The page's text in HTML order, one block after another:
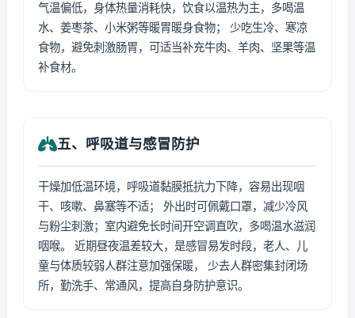
气温偏低，身体热量消耗快，饮食以温热为主，多喝温
水、姜枣茶、小米粥等暖胃暖身食物； 少吃生冷、寒凉
食物，避免刺激肠胃，可适当补充牛肉、羊肉、坚果等温
补食材。
五、呼吸道与感冒防护
干燥加低温环境，呼吸道黏膜抵抗力下降，容易出现咽
干、咳嗽、鼻塞等不适； 外出时可佩戴口罩，减少冷风
与粉尘刺激；室内避免长时间开空调直吹，多喝温水滋润
咽喉。 近期昼夜温差较大，是感冒易发时段，老人、儿
童与体质较弱人群注意加强保暖， 少去人群密集封闭场
所，勤洗手、常通风，提高自身防护意识。